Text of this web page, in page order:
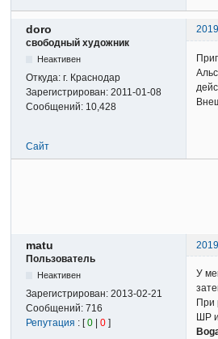
doro
свободный художник
Неактивен
Откуда:г. Краснодар
Зарегистрирован:2011-01-08
Сообщений: 10,428
Сайт
matu
Пользователь
Неактивен
Зарегистрирован:2013-02-21
Сообщений:716
Репутация : [0 |0 ]
У
При
ШР